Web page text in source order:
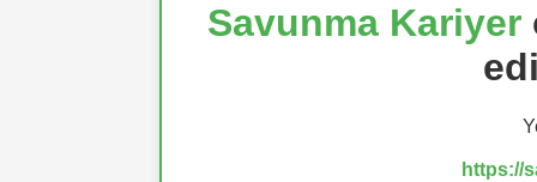
Savunma Kariyer
https://